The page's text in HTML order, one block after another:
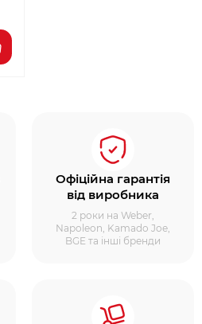
Офіційна гарантія
від виробника
2 роки на Weber,
Napoleon, Kamado Joe,
BGE та інші бренди